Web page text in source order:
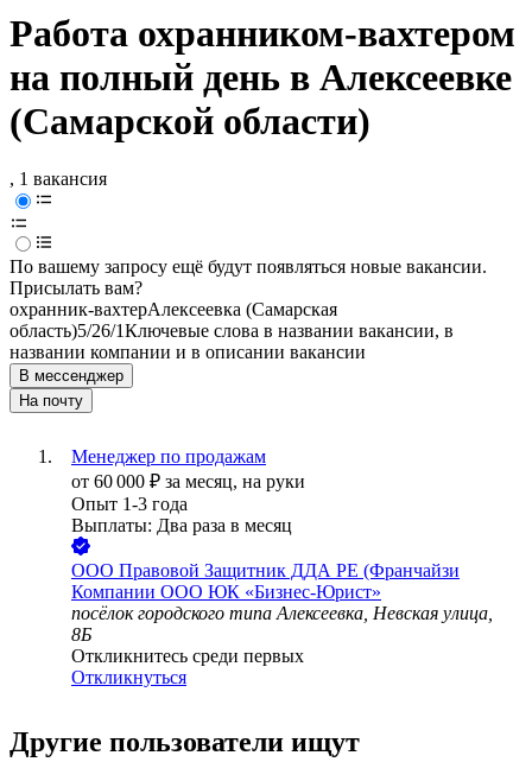
Работа охранником-вахтером
на полный день в Алексеевке
(Самарской области)
, 1 вакансия
По вашему запросу ещё будут появляться новые вакансии.
Присылать вам?
охранник-вахтерАлексеевка (Самарская
область)5/26/1Ключевые слова в названии вакансии, в
названии компании и в описании вакансии
В мессенджер
На почту
Менеджер по продажам
от 60 000 ₽ за месяц, на руки
Опыт 1-3 года
Выплаты: Два раза в месяц
ООО Правовой Защитник ДДА РЕ (Франчайзи
Компании ООО ЮК «Бизнес-Юрист»
посёлок городского типа Алексеевка, Невская улица,
8Б
Откликнитесь среди первых
Откликнуться
Другие пользователи ищут